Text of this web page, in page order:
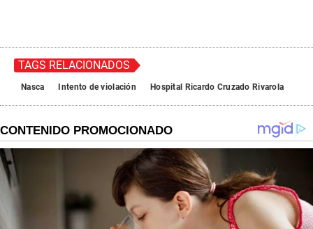
TAGS RELACIONADOS
Nasca Intento de violación Hospital Ricardo Cruzado Rivarola